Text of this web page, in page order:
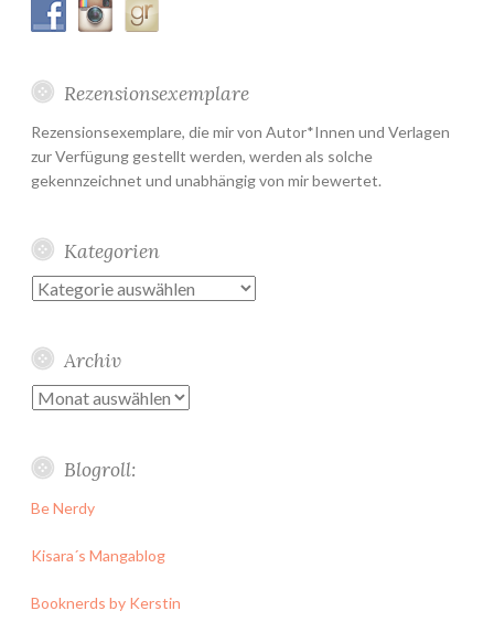
Rezensionsexemplare
Rezensionsexemplare, die mir von Autor*Innen und Verlagen
zur Verfügung gestellt werden, werden als solche
gekennzeichnet und unabhängig von mir bewertet.
Kategorien
Kategorien
Archiv
Archiv
Blogroll:
Be Nerdy
Kisara´s Mangablog
Booknerds by Kerstin